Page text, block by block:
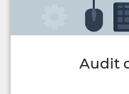
Audit